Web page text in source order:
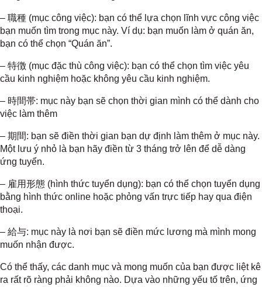
– 職種 (mục công việc): bạn có thể lựa chọn lĩnh vực công việc
bạn muốn tìm trong mục này. Ví dụ: bạn muốn làm ở quán ăn,
bạn có thể chọn “Quán ăn”.
– 特徴 (mục đặc thù công việc): bạn có thể chọn tìm việc yêu
cầu kinh nghiệm hoặc không yêu cầu kinh nghiệm.
– 時間帯: mục này bạn sẽ chọn thời gian mình có thể dành cho
việc làm thêm
– 期間: bạn sẽ điền thời gian bạn dự định làm thêm ở mục này.
Một lưu ý nhỏ là bạn hãy điền từ 3 tháng trở lên để dễ dàng
ứng tuyển.
– 雇用形態 (hình thức tuyển dụng): bạn có thể chọn tuyển dụng
bằng hình thức online hoặc phỏng vấn trực tiếp hay qua điện
thoại.
– 給与: mục này là nơi bạn sẽ điền mức lương mà mình mong
muốn nhận được.
Có thể thấy, các danh mục và mong muốn của bạn được liệt kê
ra rất rõ ràng phải không nào. Dựa vào những yếu tố trên, ứng